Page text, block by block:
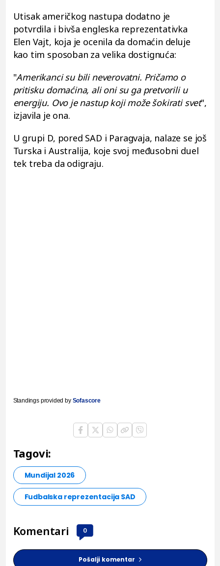
Utisak američkog nastupa dodatno je
potvrdila i bivša engleska reprezentativka
Elen Vajt, koja je ocenila da domaćin deluje
kao tim sposoban za velika dostignuća:
"Amerikanci su bili neverovatni. Pričamo o
pritisku domaćina, ali oni su ga pretvorili u
energiju. Ovo je nastup koji može šokirati svet",
izjavila je ona.
U grupi D, pored SAD i Paragvaja, nalaze se još
Turska i Australija, koje svoj međusobni duel
tek treba da odigraju.
Standings provided by Sofascore
Tagovi:
Mundijal 2026
Fudbalska reprezentacija SAD
Komentari 0
Pošalji komentar